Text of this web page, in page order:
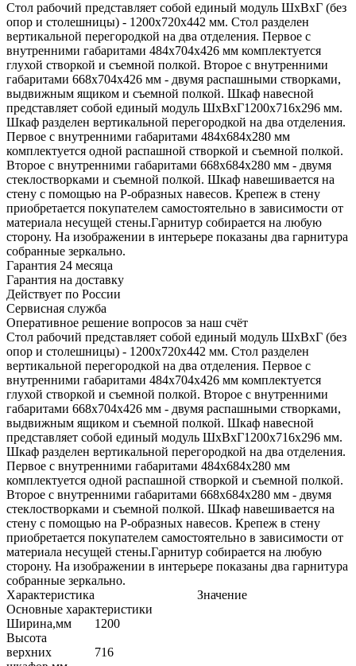
Стол рабочий представляет собой единый модуль ШхВхГ (без
опор и столешницы) - 1200х720х442 мм. Стол разделен
вертикальной перегородкой на два отделения. Первое с
внутренними габаритами 484х704х426 мм комплектуется
глухой створкой и съемной полкой. Второе с внутренними
габаритами 668х704х426 мм - двумя распашными створками,
выдвижным ящиком и съемной полкой. Шкаф навесной
представляет собой единый модуль ШхВхГ1200х716х296 мм.
Шкаф разделен вертикальной перегородкой на два отделения.
Первое с внутренними габаритами 484х684х280 мм
комплектуется одной распашной створкой и съемной полкой.
Второе с внутренними габаритами 668х684х280 мм - двумя
стеклостворками и съемной полкой. Шкаф навешивается на
стену с помощью на Р-образных навесов. Крепеж в стену
приобретается покупателем самостоятельно в зависимости от
материала несущей стены.Гарнитур собирается на любую
сторону. На изображении в интерьере показаны два гарнитура
собранные зеркально.
Гарантия 24 месяца
Гарантия на доставку
Действует по России
Сервисная служба
Оперативное решение вопросов за наш счёт
Стол рабочий представляет собой единый модуль ШхВхГ (без
опор и столешницы) - 1200х720х442 мм. Стол разделен
вертикальной перегородкой на два отделения. Первое с
внутренними габаритами 484х704х426 мм комплектуется
глухой створкой и съемной полкой. Второе с внутренними
габаритами 668х704х426 мм - двумя распашными створками,
выдвижным ящиком и съемной полкой. Шкаф навесной
представляет собой единый модуль ШхВхГ1200х716х296 мм.
Шкаф разделен вертикальной перегородкой на два отделения.
Первое с внутренними габаритами 484х684х280 мм
комплектуется одной распашной створкой и съемной полкой.
Второе с внутренними габаритами 668х684х280 мм - двумя
стеклостворками и съемной полкой. Шкаф навешивается на
стену с помощью на Р-образных навесов. Крепеж в стену
приобретается покупателем самостоятельно в зависимости от
материала несущей стены.Гарнитур собирается на любую
сторону. На изображении в интерьере показаны два гарнитура
собранные зеркально.
Характеристика
Значение
Основные характеристики
Ширина,мм
1200
Высота
верхних
716